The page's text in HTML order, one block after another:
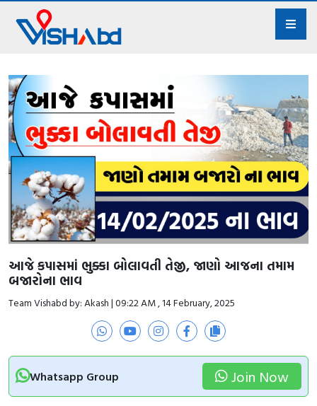
આજે કપાસમાં ભુક્કા બોલાવતી તેજી, જાણો આજના તમામ
બજારોના ભાવ
Team Vishabd by: Akash | 09:22 AM , 14 February, 2025
Whatsapp Group Join Now